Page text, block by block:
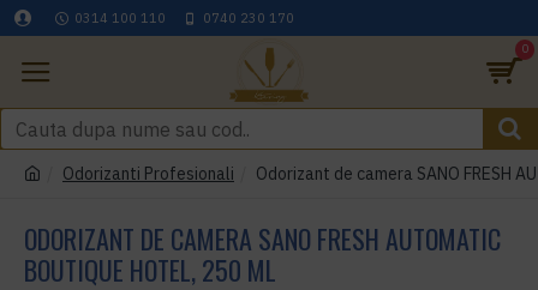
0314 100 110 0740 230 170
0
Odorizanti Profesionali Odorizant de camera SANO FRESH
ODORIZANT DE CAMERA SANO FRESH AUTOMATIC
BOUTIQUE HOTEL, 250 ML